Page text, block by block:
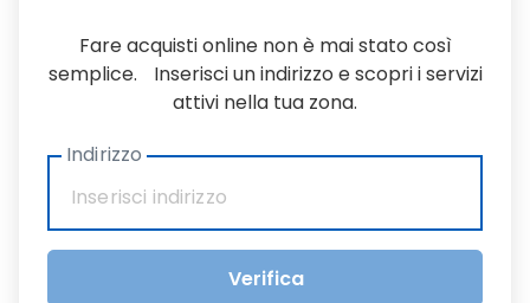
Fare acquisti online non è mai stato così
semplice. Inserisci un indirizzo e scopri i servizi
attivi nella tua zona.
Indirizzo
Verifica